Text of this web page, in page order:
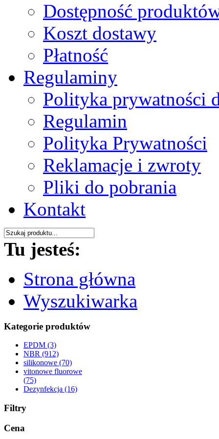
Dostępność
Koszt dostawy
Płatność
Regulaminy
Polityka prywatności
Regulamin
Polityka Prywatności
Reklamacje i zwroty
Pliki do pobrania
Kontakt
Tu jesteś:
Strona główna
Wyszukiwarka
Kategorie produktów
EPDM (3)
NBR (912)
silikonowe (70)
vitonowe fluorowe
(75)
Dezynfekcja (16)
Filtry
Cena